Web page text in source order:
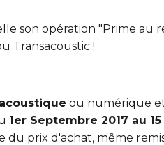
son opération "Prime au
Transacoustic !
ou numérique
1er Septembre 2017 au
prix d'achat, même